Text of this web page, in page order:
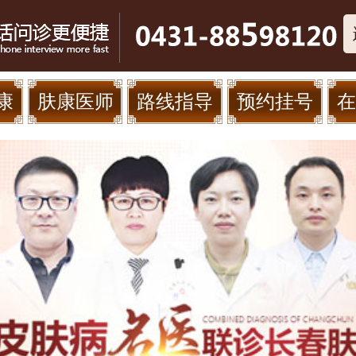
肤康医师 路线指导 预约挂号